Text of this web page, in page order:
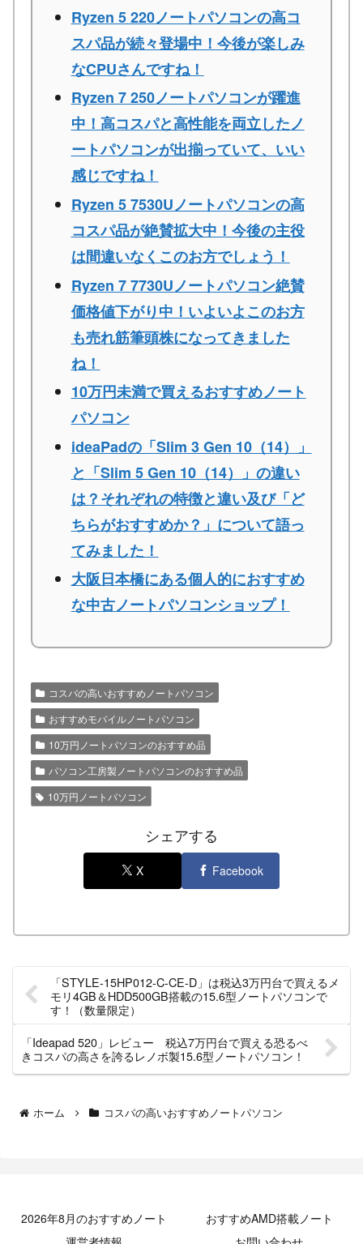
Ryzen 5 220ノートパソコンの高コ
スパ品が続々登場中！今後が楽しみ
なCPUさんですね！
Ryzen 7 250ノートパソコンが躍進
中！高コスパと高性能を両立したノ
ートパソコンが出揃っていて、いい
感じですね！
Ryzen 5 7530Uノートパソコンの高
コスパ品が絶賛拡大中！今後の主役
は間違いなくこのお方でしょう！
Ryzen 7 7730Uノートパソコン絶賛
価格値下がり中！いよいよこのお方
も売れ筋筆頭株になってきました
ね！
10万円未満で買えるおすすめノート
パソコン
ideaPadの「Slim 3 Gen 10（14）」
と「Slim 5 Gen 10（14）」の違い
は？それぞれの特徴と違い及び「ど
ちらがおすすめか？」について語っ
てみました！
大阪日本橋にある個人的におすすめ
な中古ノートパソコンショップ！
コスパの高いおすすめノートパソコン
おすすめモバイルノートパソコン
10万円ノートパソコンのおすすめ品
パソコン工房製ノートパソコンのおすすめ品
10万円ノートパソコン
シェアする
X Facebook
「STYLE-15HP012-C-CE-D」は税込3万円台で買えるメ
モリ4GB＆HDD500GB搭載の15.6型ノートパソコンで
す！（数量限定）
「Ideapad 520」レビュー 税込7万円台で買える恐るべ
きコスパの高さを誇るレノボ製15.6型ノートパソコン！
ホーム コスパの高いおすすめノートパソコン
2026年8月のおすすめノート
おすすめAMD搭載ノート